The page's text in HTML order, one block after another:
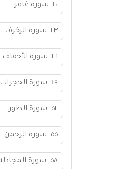
٤٠- سورة غافر
٤٣- سورة الزخرف
٤٦- سورة الأحقاف
٤٩- سورة الحجرات
٥٢- سورة الطور
٥٥- سورة الرحمن
٥٨- سورة المجادلة